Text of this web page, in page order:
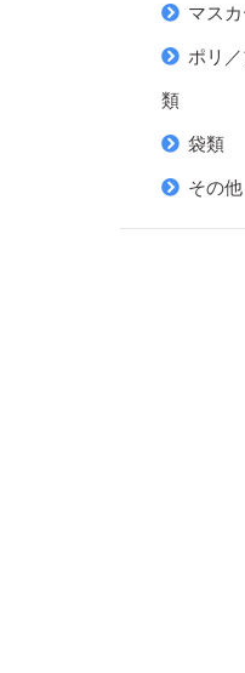
マス
ポリ
類
袋類
その他